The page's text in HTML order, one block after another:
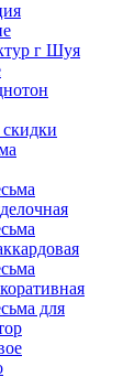
г Шуя
для